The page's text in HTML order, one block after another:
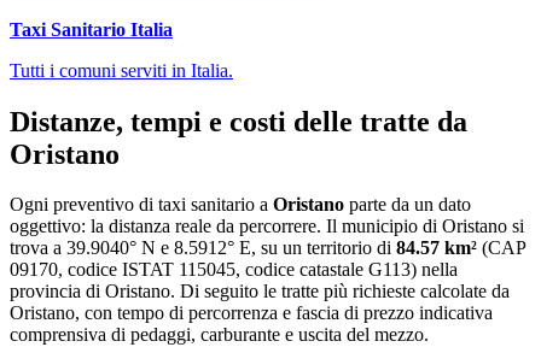
Taxi Sanitario Italia
Tutti i comuni serviti in Italia.
Distanze, tempi e costi delle tratte da
Oristano
Ogni preventivo di taxi sanitario a Oristano parte da un dato
oggettivo: la distanza reale da percorrere. Il municipio di Oristano si
trova a 39.9040° N e 8.5912° E, su un territorio di 84.57 km² (CAP
09170, codice ISTAT 115045, codice catastale G113) nella
provincia di Oristano. Di seguito le tratte più richieste calcolate da
Oristano, con tempo di percorrenza e fascia di prezzo indicativa
comprensiva di pedaggi, carburante e uscita del mezzo.